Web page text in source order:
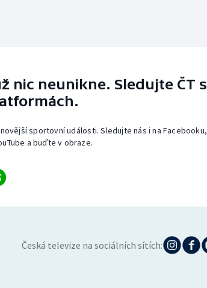
nic neunikne. Sledujte ČT
sportovní události. Sledujte nás i na Facebooku,
a buďte v obraze.
Česká televize na sociálních sítích: